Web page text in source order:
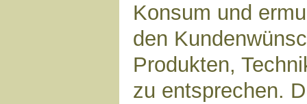
Konsum und
den
Produkten,
zu entsprechen.